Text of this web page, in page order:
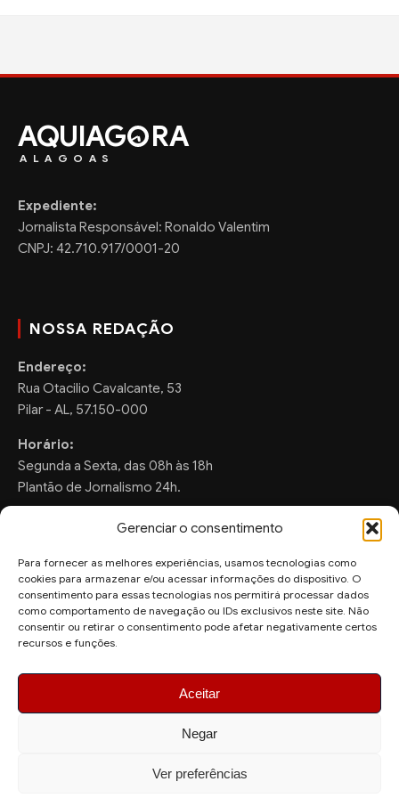
Gerenciar o consentimento
Para fornecer as melhores experiências, usamos tecnologias como
cookies para armazenar e/ou acessar informações do dispositivo. O
consentimento para essas tecnologias nos permitirá processar dados
como comportamento de navegação ou IDs exclusivos neste site. Não
consentir ou retirar o consentimento pode afetar negativamente certos
recursos e funções.
Aceitar
Negar
Ver preferências
AQUIAG RA
ALAGOAS
Expediente:
Jornalista Responsável: Ronaldo Valentim
CNPJ: 42.710.917/0001-20
NOSSA REDAÇÃO
Endereço:
Rua Otacilio Cavalcante, 53
Pilar - AL, 57.150-000
Horário:
Segunda a Sexta, das 08h às 18h
Plantão de Jornalismo 24h.
FALE CONOSCO
Sugestões de Pauta:
ronaldo.valentim150@gmail.com
© 2026 AquiAgora - Todos os direitos reservados.